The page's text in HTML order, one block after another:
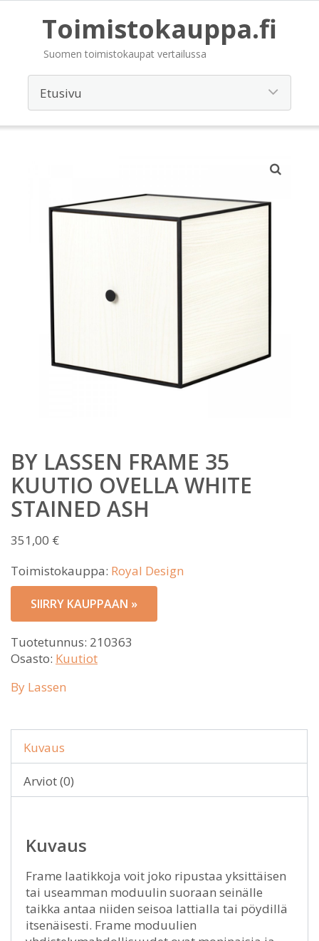
Toimistokauppa.fi
Suomen toimistokaupat vertailussa
BY LASSEN FRAME 35
KUUTIO OVELLA WHITE
STAINED ASH
351,00 €
Toimistokauppa: Royal Design
SIIRRY KAUPPAAN »
Tuotetunnus: 210363
Osasto: Kuutiot
By Lassen
Kuvaus
Arviot (0)
Kuvaus
Frame laatikkoja voit joko ripustaa yksittäisen
tai useamman moduulin suoraan seinälle
taikka antaa niiden seisoa lattialla tai pöydillä
itsenäisesti. Frame moduulien